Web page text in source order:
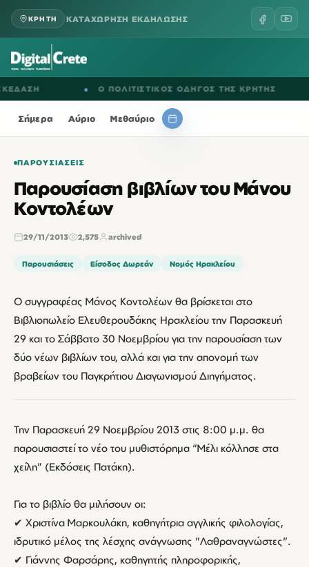
ΚΡΗΤΗ ΚΑΤΑΧΩΡΗΣΗ ΕΚΔΗΛΩΣΗΣ
Ο ΠΟΛΙΤΙΣΤΙΚΟΣ ΟΔΗΓΟΣ ΤΗΣ ΚΡΗΤΗΣ
Σήμερα Αύριο Μεθαύριο
ΠΑΡΟΥΣΙΆΣΕΙΣ
Παρουσίαση βιβλίων του Μάνου
Κοντολέων
29/11/2013 2,575 archived
Παρουσιάσεις Είσοδος Δωρεάν Νομός Ηρακλείου
Ο συγγραφέας Μάνος Κοντολέων θα βρίσκεται στο
Βιβλιοπωλείο Ελευθερουδάκης Ηρακλείου την Παρασκευή
29 και το Σάββατο 30 Νοεμβρίου για την παρουσίαση των
δύο νέων βιβλίων του, αλλά και για την απονομή των
βραβείων του Παγκρήτιου Διαγωνισμού Διηγήματος.
Την Παρασκευή 29 Νοεμβρίου 2013 στις 8:00 μ.μ. θα
παρουσιαστεί το νέο του μυθιστόρημα “Μέλι κόλλησε στα
χείλη” (Εκδόσεις Πατάκη).
Για το βιβλίο θα μιλήσουν οι:
✔ Χριστίνα Μαρκουλάκη, καθηγήτρια αγγλικής φιλολογίας,
ιδρυτικό μέλος της λέσχης ανάγνωσης "Λαθραναγνώστες".
✔ Γιάννης Φαρσάρης, καθηγητής πληροφορικής,